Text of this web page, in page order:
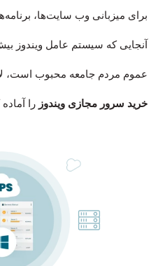
برای میزبانی وب سایت‌ها،
آنجایی که سیستم عامل ویندوز
عموم مردم جامعه محبوب است،
خرید سرور مجازی ویندوز را